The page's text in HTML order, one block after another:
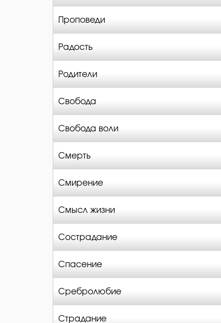
Проповеди
Радость
Родители
Свобода
Свобода воли
Смерть
Смирение
Смысл жизни
Сострадание
Спасение
Сребролюбие
Страдание